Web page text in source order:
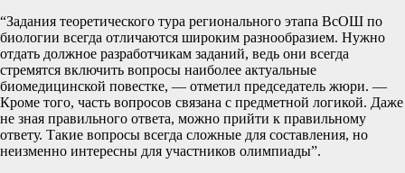
“Задания теоретического тура регионального этапа ВсОШ по
биологии всегда отличаются широким разнообразием. Нужно
отдать должное разработчикам заданий, ведь они всегда
стремятся включить вопросы наиболее актуальные
биомедицинской повестке, — отметил председатель жюри. —
Кроме того, часть вопросов связана с предметной логикой. Даже
не зная правильного ответа, можно прийти к правильному
ответу. Такие вопросы всегда сложные для составления, но
неизменно интересны для участников олимпиады”.